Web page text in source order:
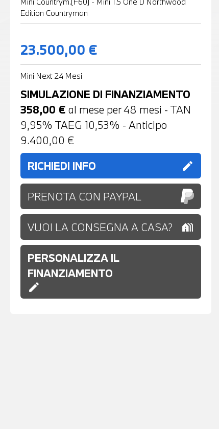
Edition Countryman
23.500,00 €
Mini Next 24 Mesi
SIMULAZIONE DI FINANZIAMENTO
358,00 € al mese per48 mesi - TAN
9,95% TAEG 10,53% - Anticipo
9.400,00 €
RICHIEDI INFO
edit
PRENOTA CON PAYPAL
VUOI LA CONSEGNA A CASA? holiday_village
PERSONALIZZA IL
FINANZIAMENTO
edit